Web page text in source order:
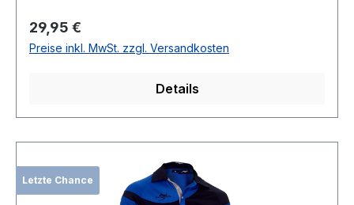
Regulärer Preis:
29,95 €
Preise inkl. MwSt. zzgl. Versandkosten
Details
Letzte Chance